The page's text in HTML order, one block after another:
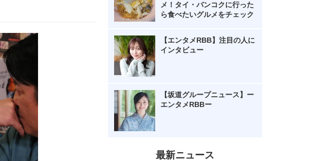
メ！タイ・バンコクに行った
ら食べたいグルメをチェック
【エンタメRBB】注目の人に
インタビュー
【坂道グループニュース】ー
エンタメRBBー
最新ニュース